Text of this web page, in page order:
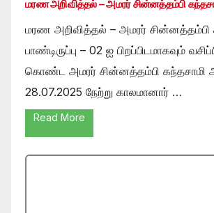
மரண அறிவித்தல் – அமரர் சின்னத்தம்பி
மரண அறிவித்தல் – அமரர் சின்னத்தம்பி
பாண்டிருப்பு – 02 ஐ பிறப்பிடமாகவும்
கொண்ட அமரர் சின்னத்தம்பி கந்தசாமி
28.07.2025 நேற்று காலமானார் …
Read More